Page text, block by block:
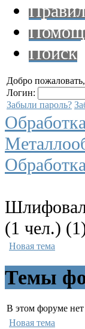
Поиск
Добро пожаловать,
Логин:
Забыли пароль?
(1 чел.)
Новая тема
Темы
В этом форуме
Новая тема